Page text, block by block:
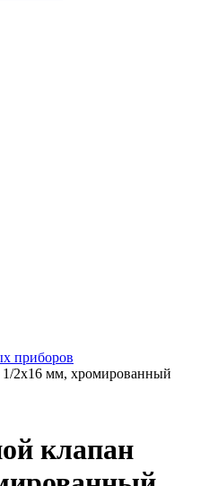
приборов
1/2x16 мм, хромированный
клапан